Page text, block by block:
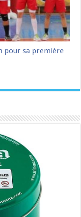
pour sa première